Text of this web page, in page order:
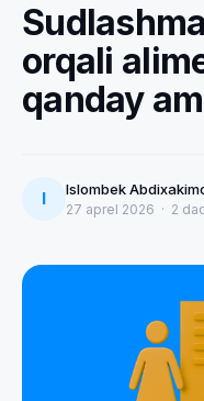
orqali
qanday
I Islombek
27 aprel 2026 · 2